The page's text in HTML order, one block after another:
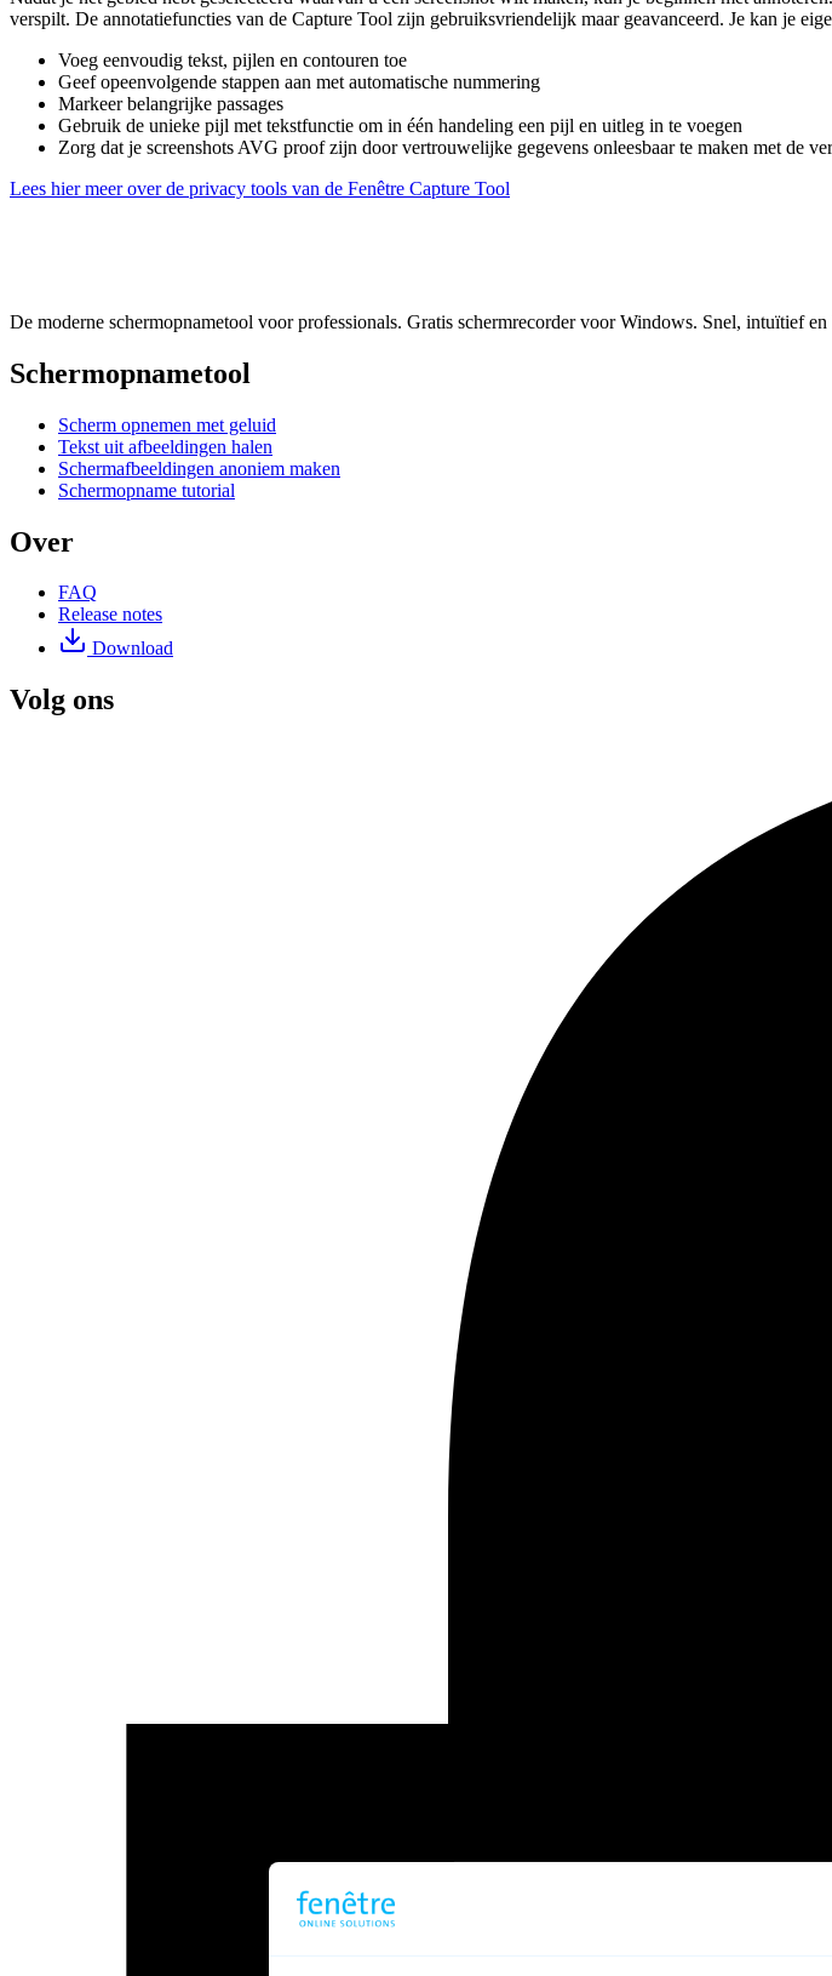
verspilt. De annotatiefuncties van de Capture Tool zijn gebruiksvriendelijk maar geavanceerd. Je kan je
Voeg eenvoudig tekst, pijlen en contouren toe
Geef opeenvolgende stappen aan met automatische nummering
Markeer belangrijke passages
Gebruik de unieke pijl met tekstfunctie om in één handeling een pijl en uitleg in te voegen
Zorg dat je screenshots AVG proof zijn door vertrouwelijke gegevens onleesbaar te maken met de
Lees hier meer over de privacy tools van de Fenêtre Capture Tool
De moderne schermopnametool voor professionals. Gratis schermrecorder voor Windows. Snel, intuïtief
Schermopnametool
Scherm opnemen met geluid
Tekst uit afbeeldingen halen
Schermafbeeldingen anoniem maken
Schermopname tutorial
Over
FAQ
Release notes
Download
Volg ons